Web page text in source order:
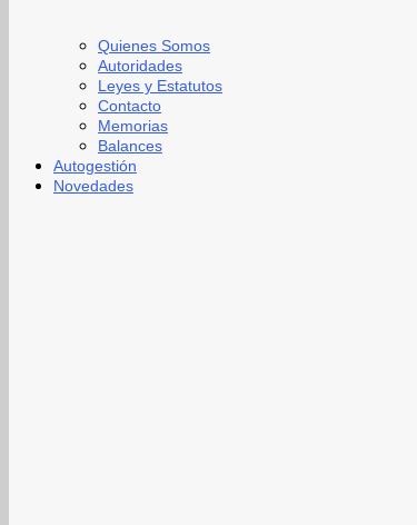
Quienes Somos
Autoridades
Leyes y Estatutos
Contacto
Memorias
Balances
Autogestión
Novedades